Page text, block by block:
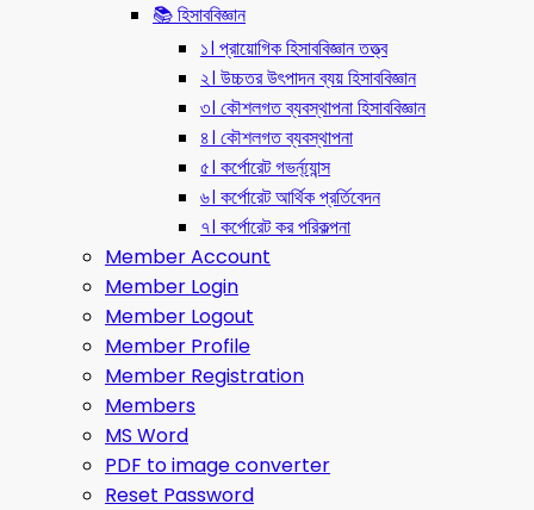
📚 হিসাববিজ্ঞান
১। প্রায়োগিক হিসাববিজ্ঞান তত্ত্ব
২। উচ্চতর উৎপাদন ব্যয় হিসাববিজ্ঞান
৩। কৌশলগত ব্যবস্থাপনা হিসাববিজ্ঞান
৪। কৌশলগত ব্যবস্থাপনা
৫। কর্পোরেট গভর্ন্য্যান্স
৬। কর্পোরেট আর্থিক প্রর্তিবেদন
৭। কর্পোরেট কর পরিকল্পনা
Member Account
Member Login
Member Logout
Member Profile
Member Registration
Members
MS Word
PDF to image converter
Reset Password